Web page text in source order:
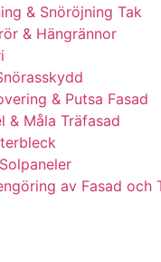
& Snöröjning Tak
& Hängrännor
& Putsa Fasad
& Måla Träfasad
av Fasad och